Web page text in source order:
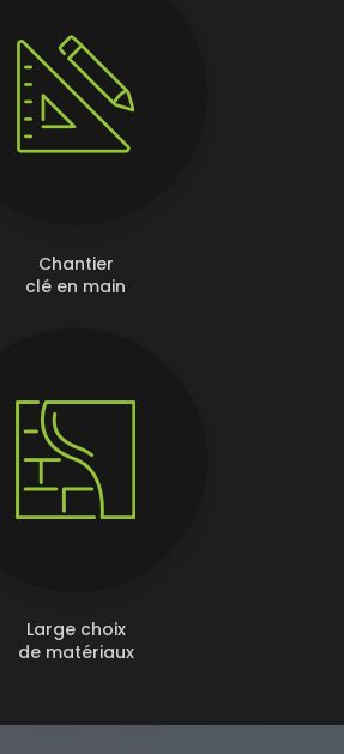
Chantier
clé en main
Large choix
de matériaux